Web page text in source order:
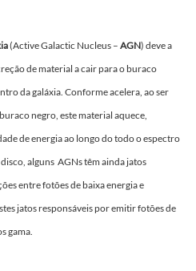
(Active Galactic Nucleus – AGN) deve a
de material a cair para o buraco
da galáxia. Conforme acelera, ao ser
negro, este material aquece,
de energia ao longo do todo o espectro
alguns AGNs têm ainda jatos
entre fotões de baixa energia e
jatos responsáveis por emitir fotões de
gama.